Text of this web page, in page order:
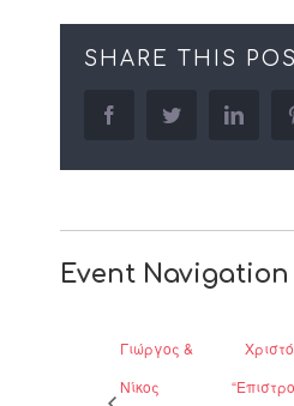
SHARE THIS
facebooktwitter
Event Navigation
Γιώργος &
Νίκος